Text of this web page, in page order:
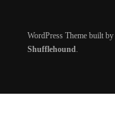
WordPress Theme built by
Shufflehound